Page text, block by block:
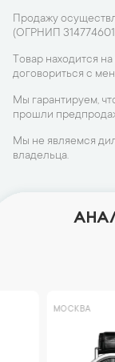
Продажу
(ОГРНИП
Товар находится
договориться с
Мы гарантируем,
прошли
Мы не являемся
владельца.
МОСКВА